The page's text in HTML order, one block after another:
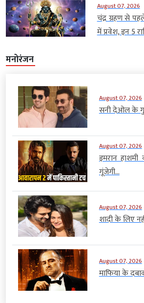
August 07, 2026
चंद्र ग्रहण से
में प्रवेश, इन 5
मनोरंजन
August 07, 2026
सनी देओल के
August 07, 2026
इमरान
गूंजेगी...
August 07, 2026
शादी के लिए
August 07, 2026
माफिया के